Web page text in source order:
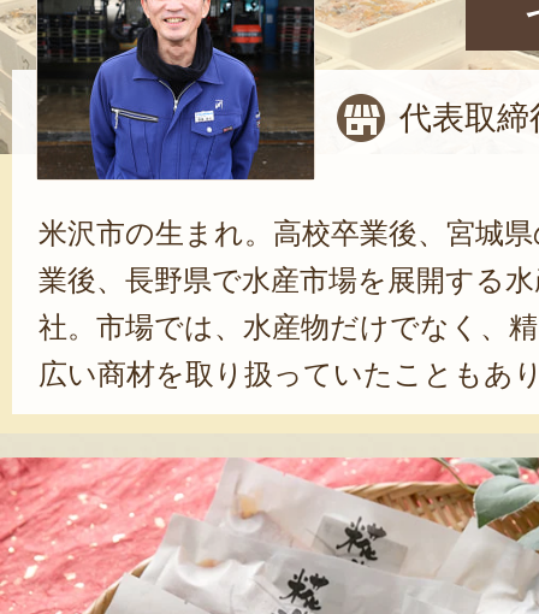
代表取締
米沢市の生まれ。高校卒業後、宮城
業後、長野県で水産市場を展開する
社。市場では、水産物だけでなく、
広い商材を取り扱っていたこともあ
魅力を知るきっかけとなった。入社
米沢へUターン。父親が経営する、
社。現在は代表取締役社長として、
店舗名の「山あいの魚や」には、「